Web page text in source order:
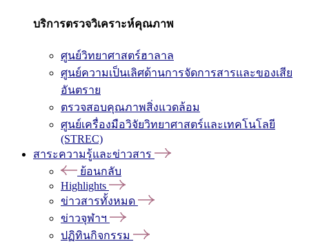
บริการตรวจวิเคราะห์คุณภาพ
ศูนย์วิทยาศาสตร์ฮาลาล
ศูนย์ความเป็นเลิศด้านการจัดการสารและของเสีย
อันตราย
ตรวจสอบคุณภาพสิ่งแวดล้อม
ศูนย์เครื่องมือวิจัยวิทยาศาสตร์และเทคโนโลยี
(STREC)
สาระความรู้และข่าวสาร
ย้อนกลับ
Highlights
ข่าวสารทั้งหมด
ข่าวจุฬาฯ
ปฏิทินกิจกรรม